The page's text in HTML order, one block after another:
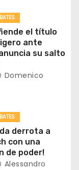
el título
ante
su salto
Domenico
derrota a
con una
de poder!
Alessandro